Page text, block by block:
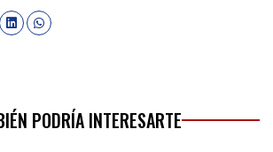
PODRÍA INTERESARTE